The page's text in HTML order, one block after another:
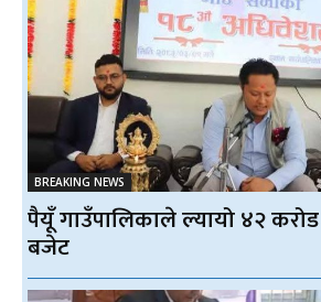
BREAKING NEWS
पैयूँ गाउँपालिकाले ल्यायो ४२
बजेट